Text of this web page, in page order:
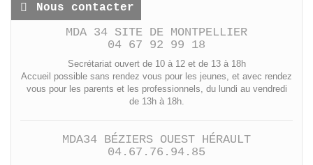
Nous contacter
MDA 34 SITE DE MONTPELLIER
04 67 92 99 18
Secrétariat ouvert de 10 à 12 et de 13 à 18h
Accueil possible sans rendez vous pour les jeunes, et avec rendez
vous pour les parents et les professionnels, du lundi au vendredi
de 13h à 18h.
MDA34 BÉZIERS OUEST HÉRAULT
04.67.76.94.85